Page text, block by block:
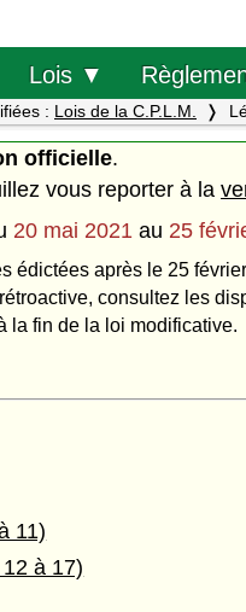
Lois ▼
: Lois de la C.P.L.M.
officielle.
vous reporter à la
20 mai 2021 au 25
édictées après le 25
consultez les
la fin de la loi modificative.
11)
à 17)